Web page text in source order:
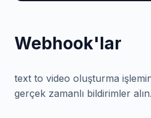
Webhook'lar
text to video oluşturma
gerçek zamanlı bildirimler alın.